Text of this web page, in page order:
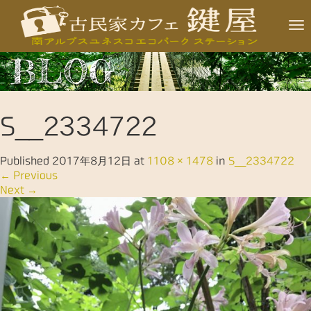
T
o
g
g
i
g
a
t
i
o
BLOG
S__2334722
Published 2017年8月12日 at 1108 × 1478 in S__2334722
← Previous
Next →